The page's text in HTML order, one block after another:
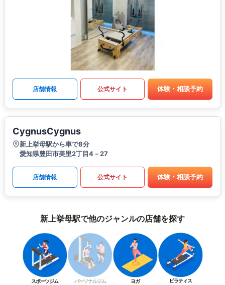
店舗情報 公式サイト 体験・相談予約
CygnusCygnus
新上挙母駅から車で8分
愛知県豊田市美里2丁目4－27
店舗情報 公式サイト 体験・相談予約
新上挙母駅で他のジャンルの店舗を探す
スポーツジム パーソナルジム ヨガ ピラティス